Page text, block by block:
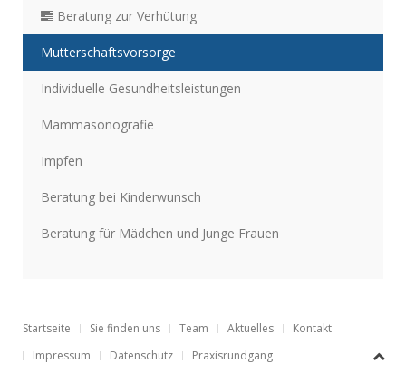
Beratung zur Verhütung
Mutterschaftsvorsorge
Individuelle Gesundheitsleistungen
Mammasonografie
Impfen
Beratung bei Kinderwunsch
Beratung für Mädchen und Junge Frauen
Startseite Sie finden uns Team Aktuelles
Kontakt
Impressum
Datenschutz Praxisrundgang